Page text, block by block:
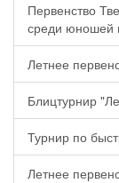
Первенство
среди юношей
Летнее
Блицтурнир
Турнир по
Летнее